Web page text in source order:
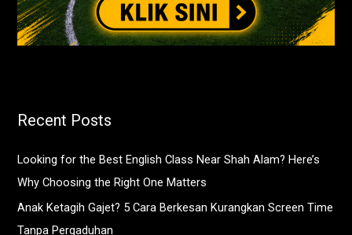
Recent Posts
Looking for the Best English Class Near Shah Alam? Here’s
Why Choosing the Right One Matters
Anak Ketagih Gajet? 5 Cara Berkesan Kurangkan Screen Time
Tanpa Pergaduhan